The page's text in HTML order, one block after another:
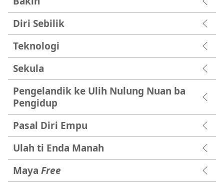
Diri Sebilik
Teknologi
Sekula
Pengelandik ke Ulih Nulung Nuan ba
Pengidup
Pasal Diri Empu
Ulah ti Enda Manah
Maya Free